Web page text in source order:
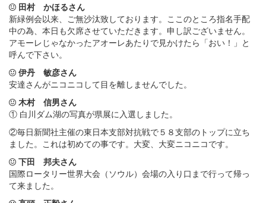
田村 かほるさん
新緑例会以来、ご無沙汰致しております。ここのところ指名手配
中の為、本日も欠席させていただきます。申し訳ございません。
アモーレじゃなかったアオーレあたりで見かけたら「おい！」と
呼んで下さい。
伊丹 敏彦さん
安達さんがニコニコして目を離しませんでした。
木村 信男さん
① 白川ダム湖の写真が県展に入選しました。
②毎日新聞社主催の東日本支部対抗戦で５８支部のトップに立ち
ました。これは初めての事です。大変、大変ニコニコです。
下田 邦夫さん
国際ロータリー世界大会（ソウル）会場の入り口まで行って帰っ
て来ました。